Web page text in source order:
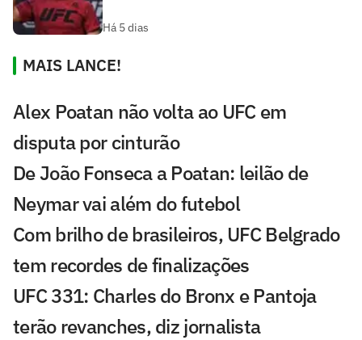
Há 5 dias
MAIS LANCE!
Alex Poatan não volta ao UFC em
disputa por cinturão
De João Fonseca a Poatan: leilão de
Neymar vai além do futebol
Com brilho de brasileiros, UFC Belgrado
tem recordes de finalizações
UFC 331: Charles do Bronx e Pantoja
terão revanches, diz jornalista